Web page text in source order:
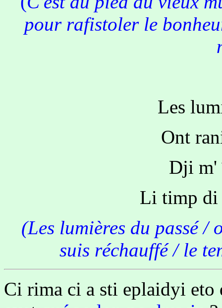
pour rafistoler le
Les
Ont
Dji m'
Li timp di
(Les lumières du passé /
suis réchauffé / le
Ci rima ci a sti eplaidyi